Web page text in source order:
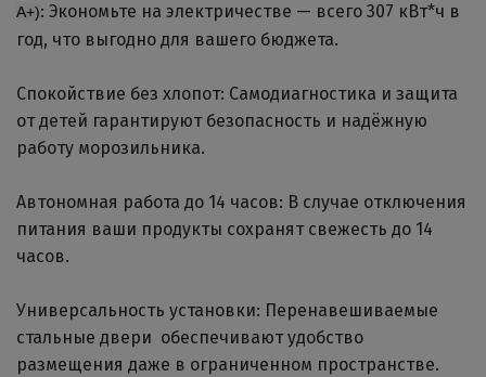
A+): Экономьте на электричестве — всего 307 кВт*ч в
год, что выгодно для вашего бюджета.
Спокойствие без хлопот: Самодиагностика и защита
от детей гарантируют безопасность и надёжную
работу морозильника.
Автономная работа до 14 часов: В случае отключения
питания ваши продукты сохранят свежесть до 14
часов.
Универсальность установки: Перенавешиваемые
стальные двери обеспечивают удобство
размещения даже в ограниченном пространстве.